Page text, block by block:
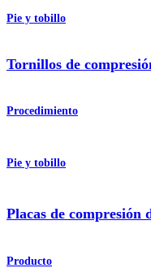
Pie y tobillo
Tornillos de
Procedimiento
Pie y tobillo
Placas de compresión
Producto